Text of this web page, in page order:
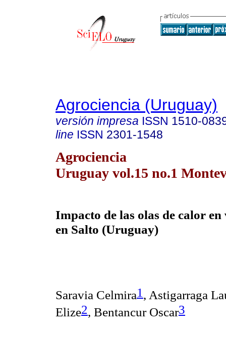
Agrociencia (Uruguay)
versión impresa ISSN 1510-
line ISSN 2301-1548
Agrociencia
Uruguay vol.15 no.1
Impacto de las olas de calor en
en Salto (Uruguay)
Saravia Celmira1 , Astigarraga
Elize2, BentancurOscar3